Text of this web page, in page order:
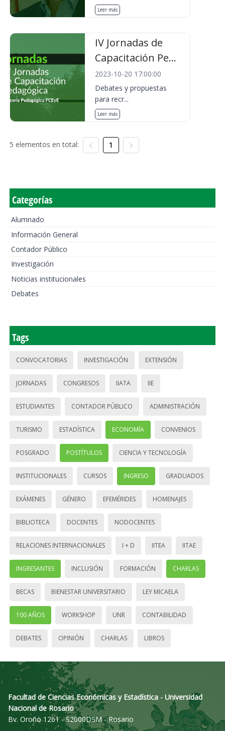
Leer más
IV Jornadas de
Capacitación Pe...
2023-10-20 17:00:00
Debates y propuestas
para recr...
Leer más
5 elementos en total: 1
Categorías
Alumnado
Información General
Contador Público
Investigación
Noticias institucionales
Debates
Tags
CONVOCATORIAS INVESTIGACIÓN EXTENSIÓN
JORNADAS CONGRESOS IIATA IIE
ESTUDIANTES CONTADOR PÚBLICO ADMINISTRACIÓN
TURISMO ESTADÍSTICA ECONOMÍA CONVENIOS
POSGRADO POSTÍTULOS CIENCIA Y TECNOLOGÍA
INSTITUCIONALES CURSOS INGRESO GRADUADOS
EXÁMENES GÉNERO EFEMÉRIDES HOMENAJES
BIBLIOTECA DOCENTES NODOCENTES
RELACIONES INTERNACIONALES I + D IITEA IITAE
INGRESANTES INCLUSIÓN FORMACIÓN CHARLAS
BECAS BIENESTAR UNIVERSITARIO LEY MICAELA
100 AÑOS WORKSHOP UNR CONTABILIDAD
DEBATES OPINIÓN CHARLAS LIBROS
Facultad de Ciencias Económicas y Estadística - Universidad
Nacional de Rosario
Bv. Oroño 1261 - S2000DSM - Rosario